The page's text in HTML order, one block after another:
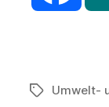
Schlagwörter
Umwelt-